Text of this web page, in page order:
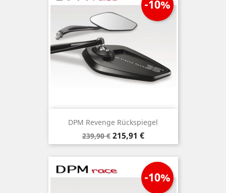
DPM Revenge Rückspiegel
Verkaufspreis
239,90 €
-10%
Preis
215,91 €
-10%